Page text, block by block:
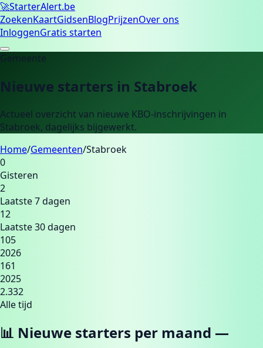
🚀StarterAlert.be
ZoekenKaartGidsenBlogPrijzenOver ons
InloggenGratis starten
Gemeente
Nieuwe starters in Stabroek
Actueel overzicht van nieuwe KBO-inschrijvingen in
Stabroek, dagelijks bijgewerkt.
Home/Gemeenten/Stabroek
0
Gisteren
2
Laatste 7 dagen
12
Laatste 30 dagen
105
2026
161
2025
2.332
Alle tijd
📊 Nieuwe starters per maand —